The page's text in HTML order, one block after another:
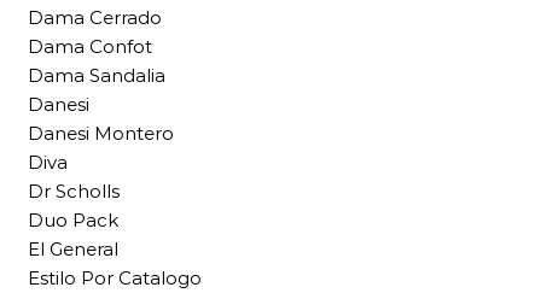
Dama Cerrado
Dama Confot
Dama Sandalia
Danesi
Danesi Montero
Diva
Dr Scholls
Duo Pack
El General
Estilo Por Catalogo